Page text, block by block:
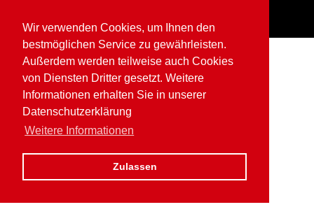
Wir verwenden Cookies, um Ihnen den
bestmöglichen Service zu gewährleisten.
Außerdem werden teilweise auch Cookies
von Diensten Dritter gesetzt. Weitere
Informationen erhalten Sie in unserer
Datenschutzerklärung
Weitere Informationen
Zulassen